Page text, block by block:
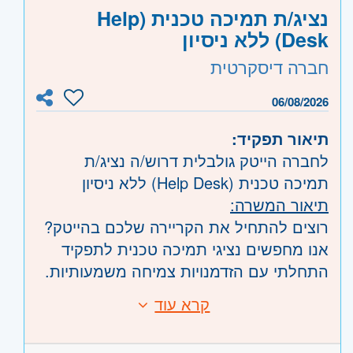
חלקית בהיקף של 4 ימים בשבוע.
המודל הוא 50% היברידי לאחר תקופת
החפיפה, המיקום בקרבת הרכבת הקלה ויש
חניה במקום.
התנאים מעולים וכוללים בונוס שנתי, תן
ובת-ים, מודיעין, שוהם
שרון- חדרה וזכרון יעקב, נתניה ועמק חפר,
רעננה, כפר סבא והוד השרון, ראש העין,
הרצליה ורמת השרון
השפלה- ראשון לציון ונס- ציונה, רמלה לוד,
נציג/ת תמיכה טכנית (Help
Desk) ללא ניסיון
חברה דיסקרטית
06/08/2026
תיאור תפקיד:
לחברה הייטק גולבלית דרוש/ה נציג/ת
תמיכה טכנית (Help Desk) ללא ניסיון
תיאור המשרה:
רוצים להתחיל את הקריירה שלכם בהייטק?
אנו מחפשים נציגי תמיכה טכנית לתפקיד
התחלתי עם הזדמנויות צמיחה משמעותיות.
פתרון תקלות טכניות בסיסיות, והדרכה על
• יכולת פתרון בעיות טכניות בסיסיות.
קרא עוד